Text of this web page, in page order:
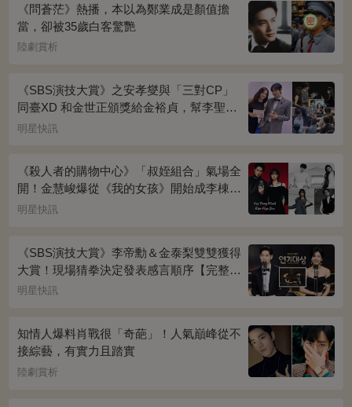
《問蒼茫》熱播，本以為鄭業成是顏值擔
當，卻被35歲白客驚艷
陸劇賞析
《SBS演技大賞》之安孝燮與「三對CP」
同臺XD 和金世正頒獎給金裕貞，幫李聖經
披外套超甜~
明星快訊
《殺人者的購物中心》「叔姪組合」氣場全
開！金慧峻爆從《我的女孩》開始成李棟旭
迷妹~
明星快訊
《SBS演技大賞》李帝勳＆金泰梨雙雙獲得
大賞！現場猜拳決定發表感言順序【完整得
獎名單】
明星快訊
知情人爆料肖戰很「奇葩」！人氣巔峰從不
接綜藝，有實力且踏實
陸劇賞析